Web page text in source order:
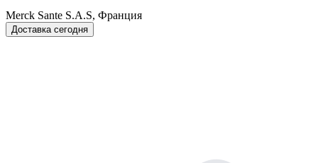
Merck Sante S.A.S, Франция
Доставка сегодня